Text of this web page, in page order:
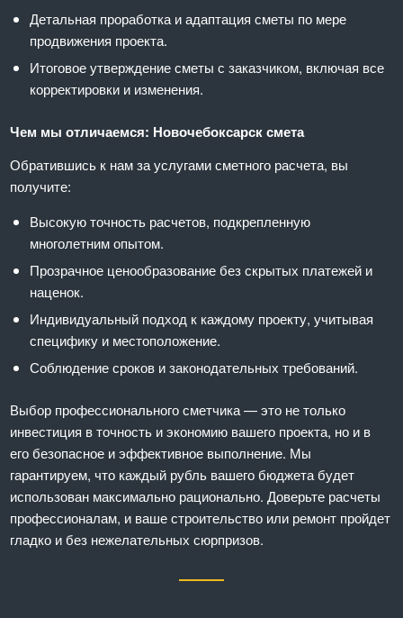
Детальная проработка и адаптация сметы по мере
продвижения проекта.
Итоговое утверждение сметы с заказчиком, включая все
корректировки и изменения.
Чем мы отличаемся: Новочебоксарск смета
Обратившись к нам за услугами сметного расчета, вы
получите:
Высокую точность расчетов, подкрепленную
многолетним опытом.
Прозрачное ценообразование без скрытых платежей и
наценок.
Индивидуальный подход к каждому проекту, учитывая
специфику и местоположение.
Соблюдение сроков и законодательных требований.
Выбор профессионального сметчика — это не только
инвестиция в точность и экономию вашего проекта, но и в
его безопасное и эффективное выполнение. Мы
гарантируем, что каждый рубль вашего бюджета будет
использован максимально рационально. Доверьте расчеты
профессионалам, и ваше строительство или ремонт пройдет
гладко и без нежелательных сюрпризов.